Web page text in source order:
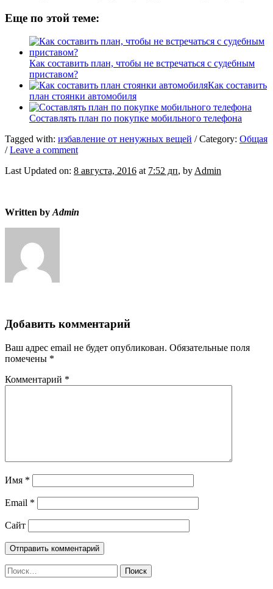
Еще по этой теме:
Как составить план, чтобы не встречаться с судебным
приставом?
Как составить
план стоянки автомобиля
Составлять план по покупке мобильного телефона
Tagged with: избавление от ненужных вещей / Category: Общая
/ Leave a comment
Last Updated on: 8 августа, 2016 at 7:52 дп, by Admin
Written by Admin
Добавить комментарий
Ваш адрес email не будет опубликован. Обязательные поля
помечены *
Комментарий *
Имя *
Email *
Сайт
Найти: